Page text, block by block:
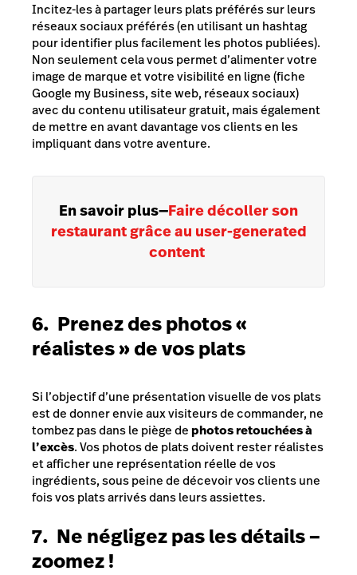
Incitez-les à partager leurs plats préférés sur leurs
réseaux sociaux préférés (en utilisant un hashtag
pour identifier plus facilement les photos publiées).
Non seulement cela vous permet d’alimenter votre
image de marque et votre visibilité en ligne (fiche
Google my Business, site web, réseaux sociaux)
avec du contenu utilisateur gratuit, mais également
de mettre en avant davantage vos clients en les
impliquant dans votre aventure.
En savoir plus—Faire décoller son
restaurant grâce au user-generated
content
6. Prenez des photos «
réalistes » de vos plats
Si l’objectif d’une présentation visuelle de vos plats
est de donner envie aux visiteurs de commander, ne
tombez pas dans le piège dephotos retouchées à
l’excès. Vos photos de plats doivent rester réalistes
et afficher une représentation réelle de vos
ingrédients, sous peine de décevoir vos clients une
fois vos plats arrivés dans leurs assiettes.
7. Ne négligez pas les détails –
zoomez !